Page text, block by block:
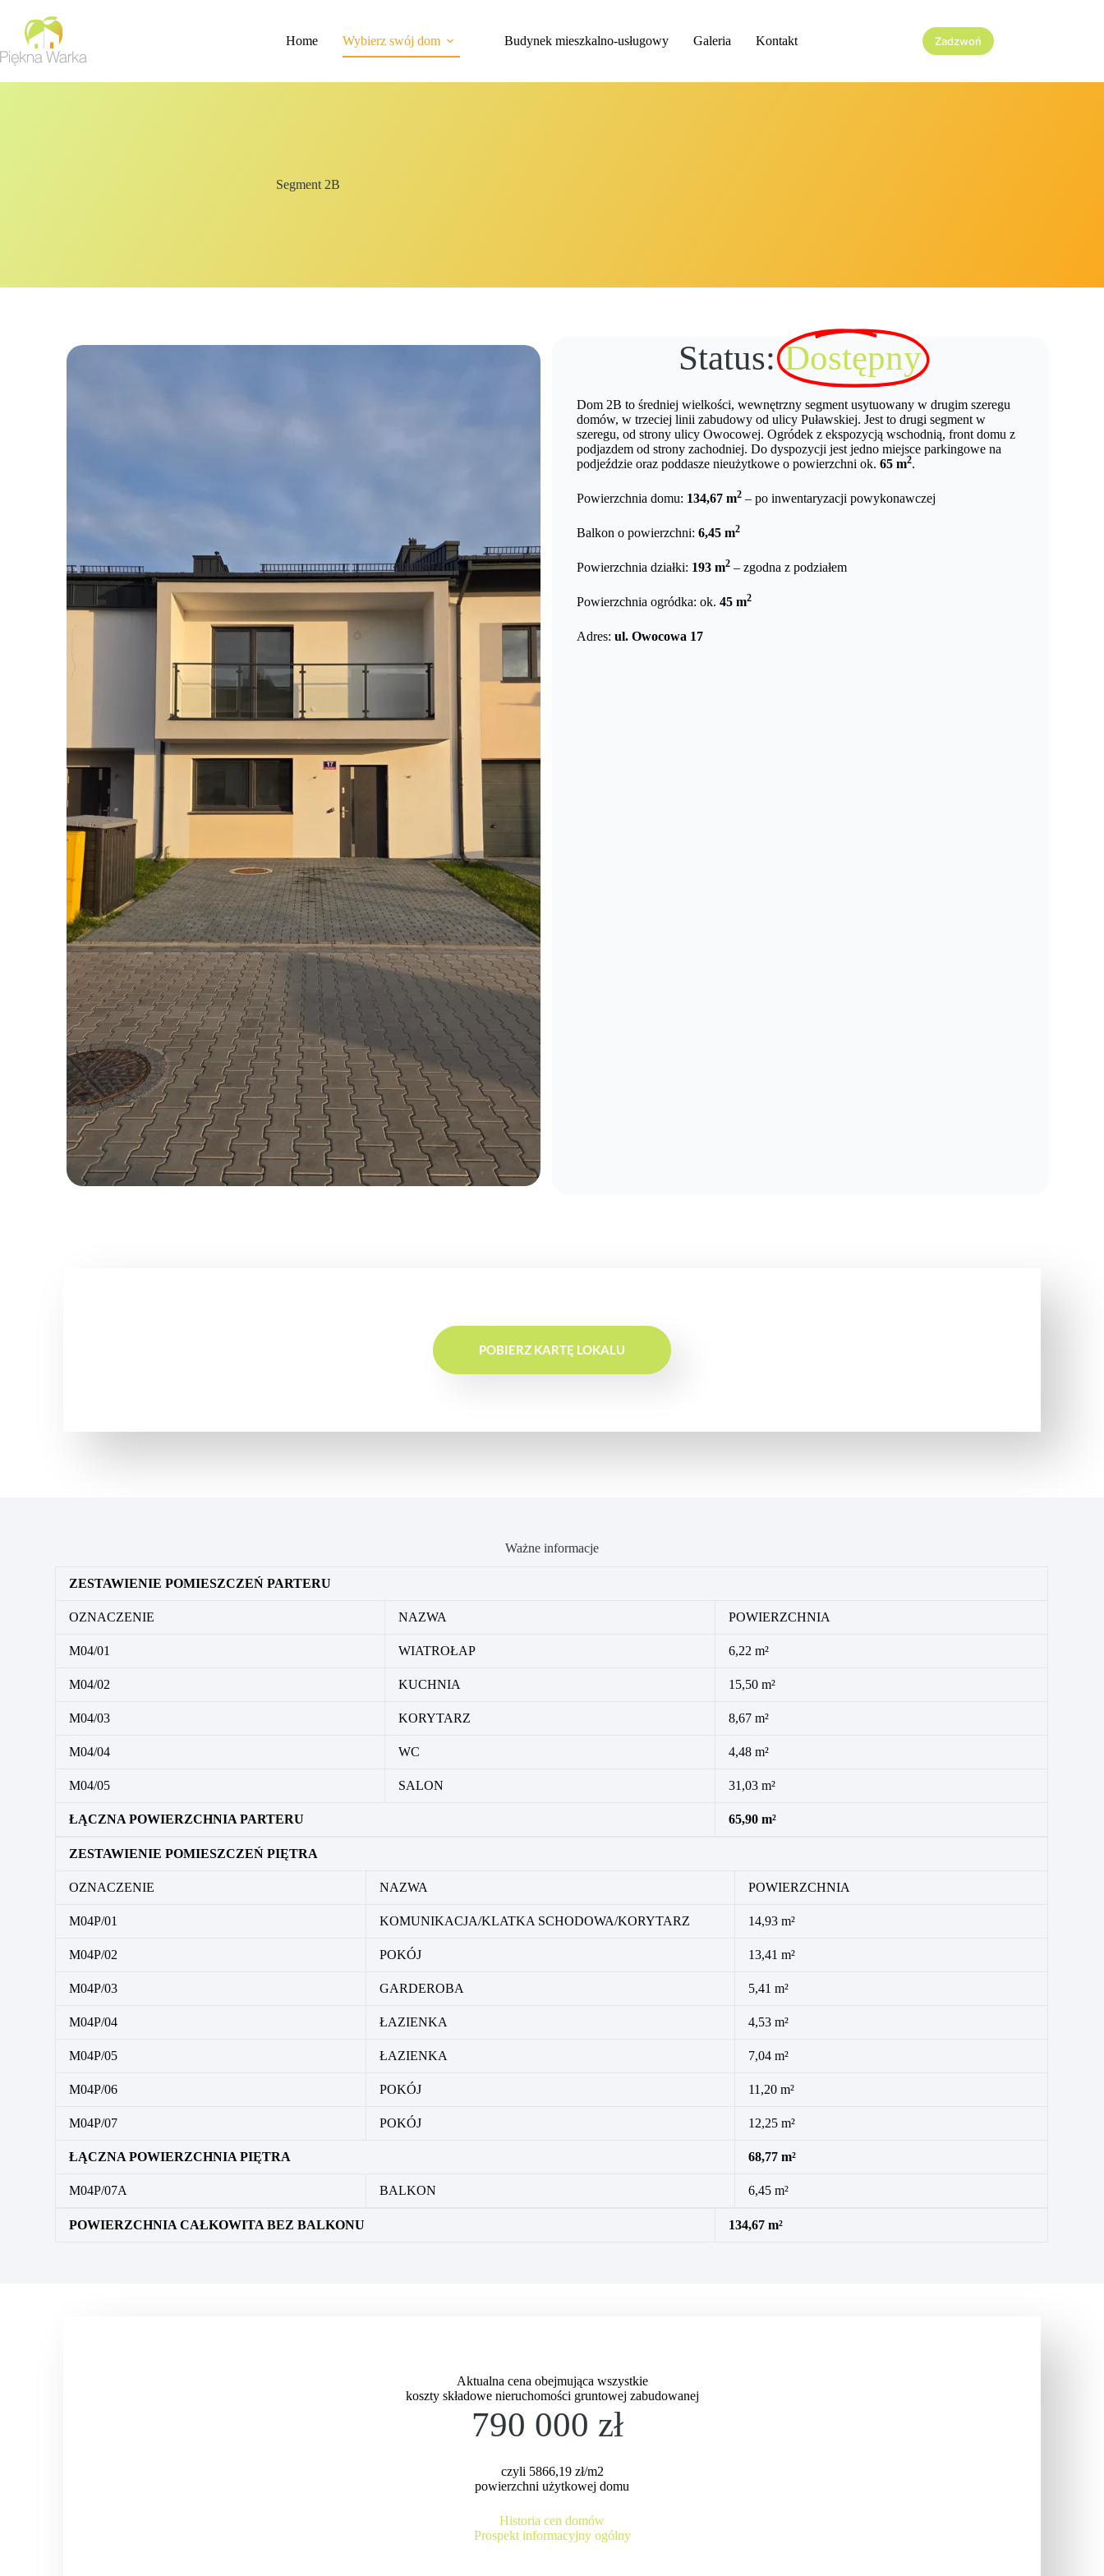
Home Wybierz swój dom Budynek mieszkalno-usługowy Galeria Kontakt Zadzwoń
Segment 2B
Status: Dostępny
Dom 2B to średniej wielkości, wewnętrzny segment usytuowany w drugim szeregu
domów, w trzeciej linii zabudowy od ulicy Puławskiej. Jest to drugi segment w
szeregu, od strony ulicy Owocowej. Ogródek z ekspozycją wschodnią, front domu z
podjazdem od strony zachodniej. Do dyspozycji jest jedno miejsce parkingowe na
podjeździe oraz poddasze nieużytkowe o powierzchni ok. 65 m2.
Powierzchnia domu: 134,67 m2 – po inwentaryzacji powykonawczej
Balkon o powierzchni: 6,45 m2
Powierzchnia działki: 193 m2 – zgodna z podziałem
Powierzchnia ogródka: ok. 45 m2
Adres: ul. Owocowa 17
POBIERZ KARTĘ LOKALU
Ważne informacje
ZESTAWIENIE POMIESZCZEŃ PARTERU
OZNACZENIE NAZWA POWIERZCHNIA
M04/01 WIATROŁAP 6,22 m²
M04/02 KUCHNIA 15,50 m²
M04/03 KORYTARZ 8,67 m²
M04/04 WC 4,48 m²
M04/05 SALON 31,03 m²
ŁĄCZNA POWIERZCHNIA PARTERU 65,90 m²
ZESTAWIENIE POMIESZCZEŃ PIĘTRA
OZNACZENIE NAZWA POWIERZCHNIA
M04P/01 KOMUNIKACJA/KLATKA SCHODOWA/KORYTARZ 14,93 m²
M04P/02 POKÓJ 13,41 m²
M04P/03 GARDEROBA 5,41 m²
M04P/04 ŁAZIENKA 4,53 m²
M04P/05 ŁAZIENKA 7,04 m²
M04P/06 POKÓJ 11,20 m²
M04P/07 POKÓJ 12,25 m²
ŁĄCZNA POWIERZCHNIA PIĘTRA 68,77 m²
M04P/07A BALKON 6,45 m²
POWIERZCHNIA CAŁKOWITA BEZ BALKONU 134,67 m²
Aktualna cena obejmująca wszystkie
koszty składowe nieruchomości gruntowej zabudowanej
790 000 zł
czyli 5866,19 zł/m2
powierzchni użytkowej domu
Historia cen domów
Prospekt informacyjny ogólny